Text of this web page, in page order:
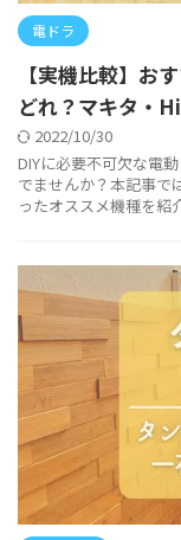
電ドラ
【実機比較】お
どれ？マキタ・
2022/10/30
DIYに必要不可欠な電
でませんか？本記事で
ったオススメ機種を紹